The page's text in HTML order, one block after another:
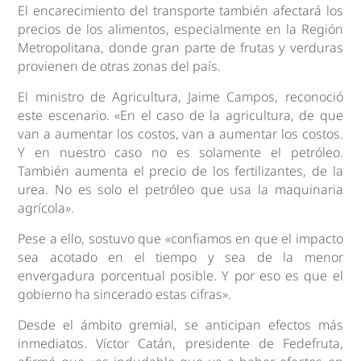
El encarecimiento del transporte también afectará los
precios de los alimentos, especialmente en la Región
Metropolitana, donde gran parte de frutas y verduras
provienen de otras zonas del país.
El ministro de Agricultura, Jaime Campos, reconoció
este escenario. «En el caso de la agricultura, de que
van a aumentar los costos, van a aumentar los costos.
Y en nuestro caso no es solamente el petróleo.
También aumenta el precio de los fertilizantes, de la
urea. No es solo el petróleo que usa la maquinaria
agrícola».
Pese a ello, sostuvo que «confiamos en que el impacto
sea acotado en el tiempo y sea de la menor
envergadura porcentual posible. Y por eso es que el
gobierno ha sincerado estas cifras».
Desde el ámbito gremial, se anticipan efectos más
inmediatos. Víctor Catán, presidente de Fedefruta,